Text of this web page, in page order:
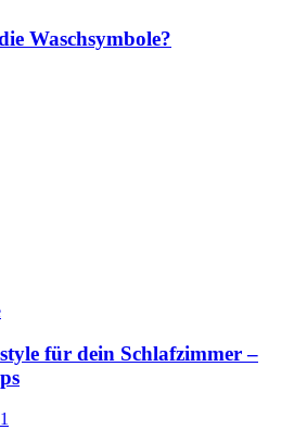
Waschsymbole?
für dein Schlafzimmer –